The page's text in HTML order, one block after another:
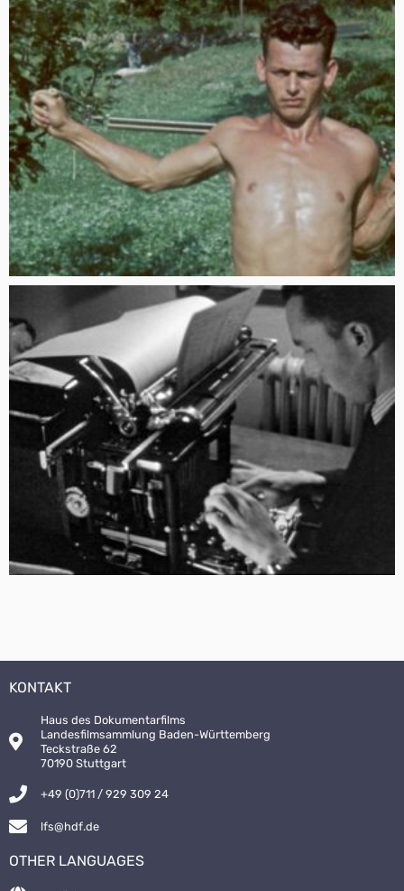
KONTAKT
Haus des Dokumentarfilms
Landesfilmsammlung Baden-Württemberg
Teckstraße 62
70190 Stuttgart
+49 (0)711 / 929 309 24
lfs@hdf.de
OTHER LANGUAGES